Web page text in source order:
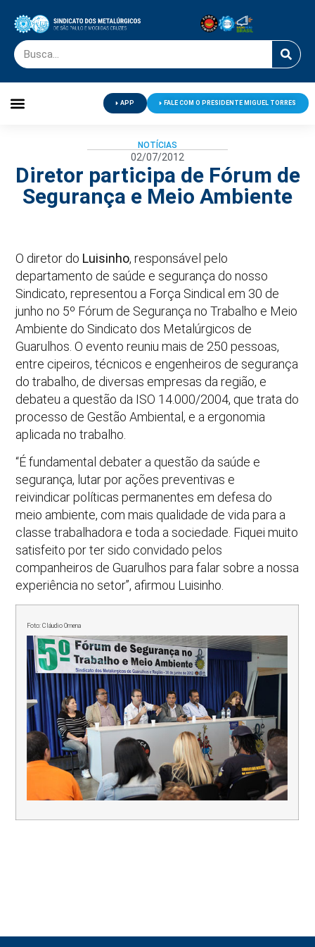
APP FALE COM O PRESIDENTE MIGUEL TORRES
NOTÍCIAS
02/07/2012
Diretor participa de Fórum de
Segurança e Meio Ambiente
O diretor do Luisinho, responsável pelo
departamento de saúde e segurança do nosso
Sindicato, representou a Força Sindical em 30 de
junho no 5º Fórum de Segurança no Trabalho e Meio
Ambiente do Sindicato dos Metalúrgicos de
Guarulhos. O evento reuniu mais de 250 pessoas,
entre cipeiros, técnicos e engenheiros de segurança
do trabalho, de diversas empresas da região, e
debateu a questão da ISO 14.000/2004, que trata do
processo de Gestão Ambiental, e a ergonomia
aplicada no trabalho.
“É fundamental debater a questão da saúde e
segurança, lutar por ações preventivas e
reivindicar políticas permanentes em defesa do
meio ambiente, com mais qualidade de vida para a
classe trabalhadora e toda a sociedade. Fiquei muito
satisfeito por ter sido convidado pelos
companheiros de Guarulhos para falar sobre a nossa
experiência no setor”, afirmou Luisinho.
Foto: Cláudio Omena